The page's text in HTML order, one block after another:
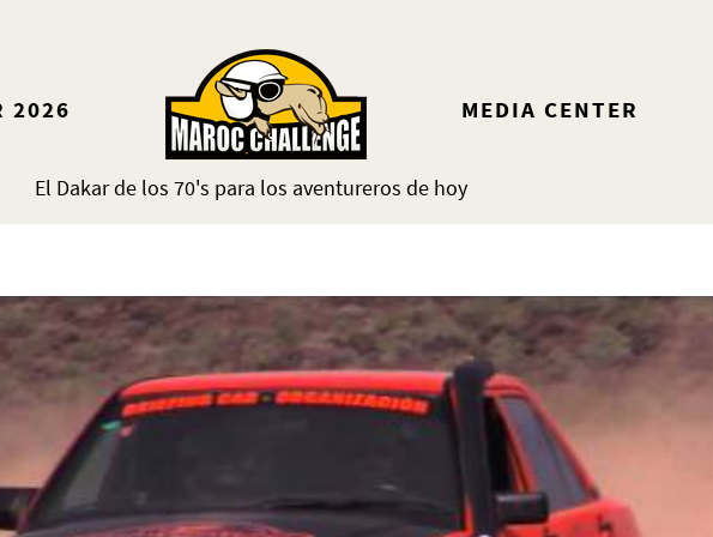
2026 MEDIA CENTER
El Dakar de los 70's para los aventureros de hoy